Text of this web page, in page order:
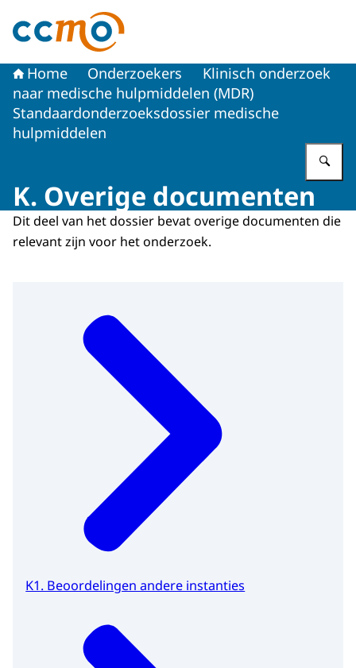
Naar de homepage van Centrale Commissie
Home Onderzoekers
Klinisch onderzoek
naar medische hulpmiddelen (MDR)
Standaardonderzoeksdossier medische
hulpmiddelen
K. Overige documenten
Dit deel van het dossier bevat overige documenten die
relevant zijn voor het onderzoek.
K1. Beoordelingen andere instanties